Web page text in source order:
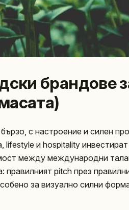
брандове
с настроение и силен
и hospitality
между международни
pitch през
за визуално силни